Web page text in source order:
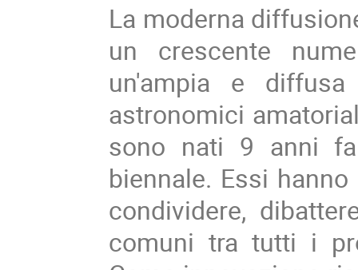
La moderna
un crescente
un'ampia e
astronomici
sono nati 9 anni
biennale. Essi
condividere,
comuni tra tutti i